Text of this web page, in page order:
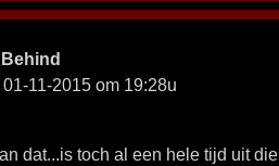
11-2015 om 19:28u
dat...is toch al een hele tijd uit die